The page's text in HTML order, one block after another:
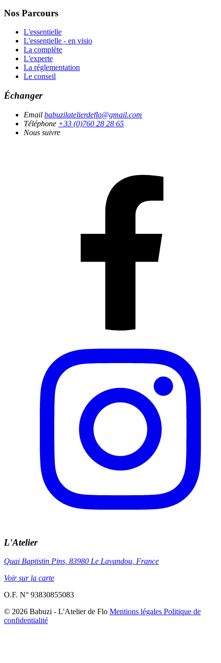
Nos Parcours
L'essentielle
L'essentielle - en visio
La complète
L'experte
La réglementation
Le conseil
Échanger
Email babuzilatelierdeflo@gmail.com
Téléphone +33 (0)760 28 28 65
Nous suivre
L'Atelier
Quai Baptistin Pins, 83980 Le Lavandou, France
Voir sur la carte
O.F. N° 93830855083
© 2026 Babuzi - L'Atelier de Flo Mentions légales Politique de
confidentialité